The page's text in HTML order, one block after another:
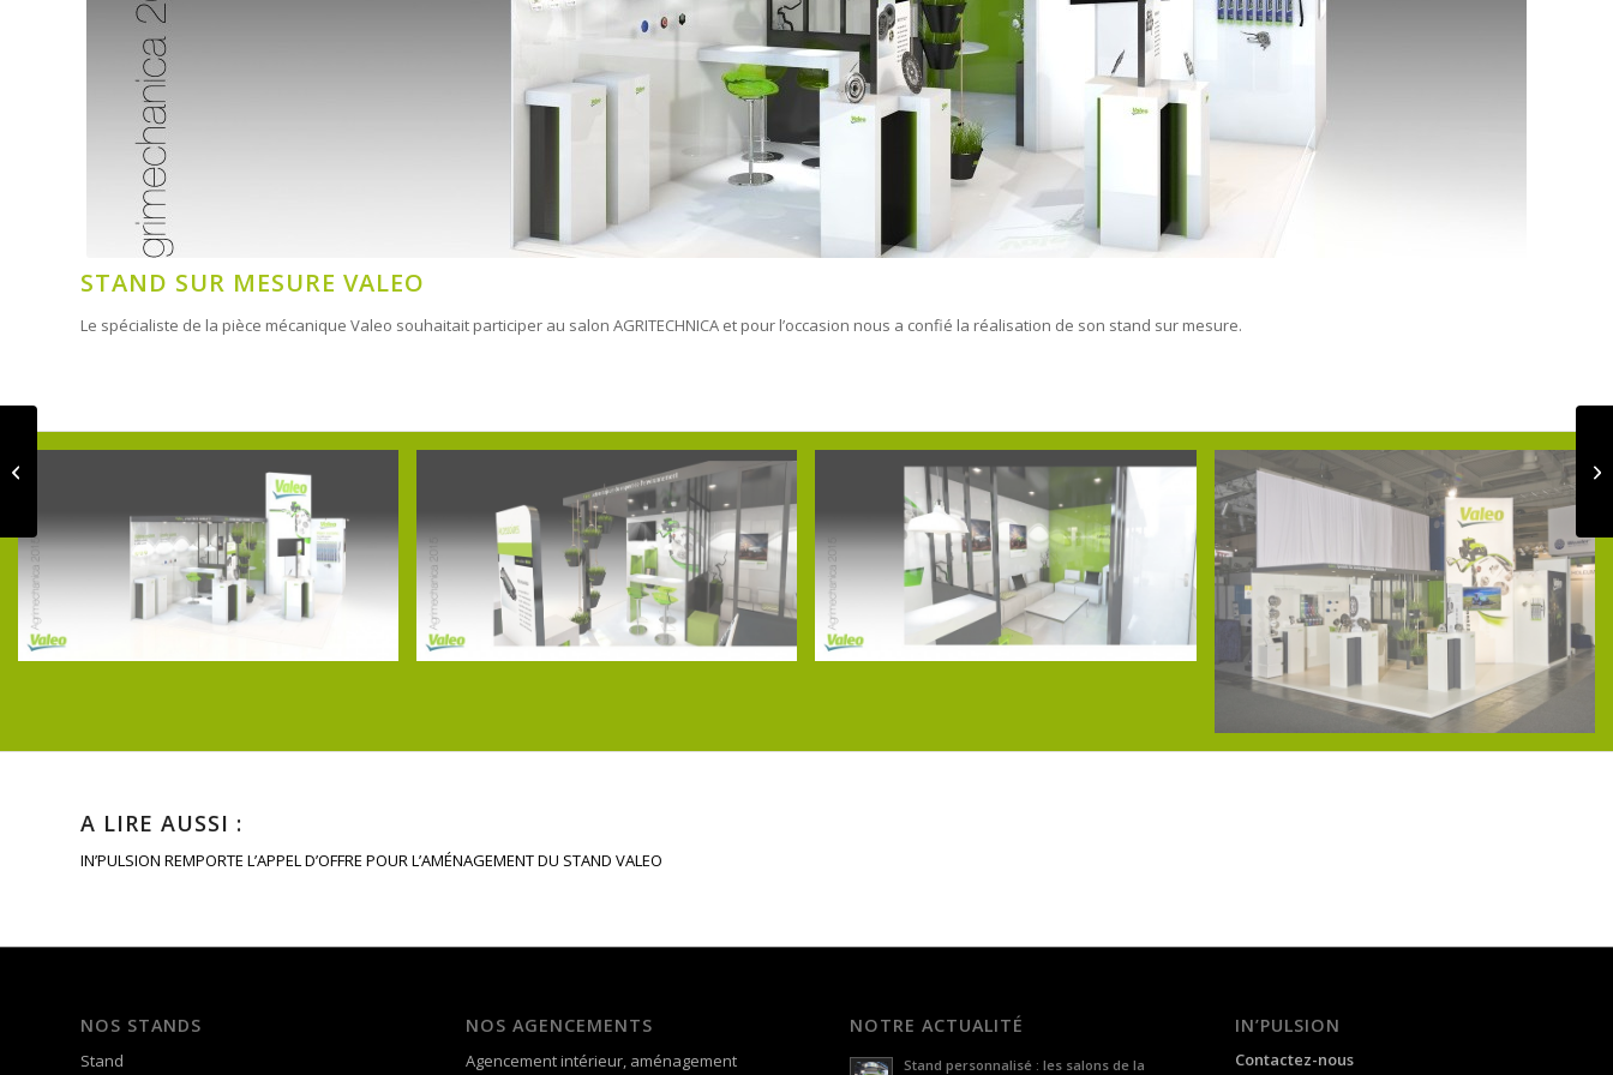
STAND SUR MESURE VALEO
Le spécialiste de la pièce mécanique Valeo souhaitait participer au salon AGRITECHNICA et pour l’occasion nous a confié la réalisation de son stand sur mesure.
A LIRE AUSSI :
IN’PULSION REMPORTE L’APPEL D’OFFRE POUR L’AMÉNAGEMENT DU STAND VALEO
NOS STANDS
Stand
NOS AGENCEMENTS
Agencement intérieur, aménagement
NOTRE ACTUALITÉ
Stand personnalisé : les salons de la
IN’PULSION
Contactez-nous